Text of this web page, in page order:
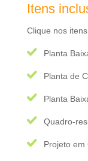
Itens
Clique nos
Planta
Planta de
Planta
Quadro-
Projeto em